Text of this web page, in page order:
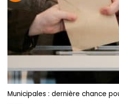
Municipales : dernière chance